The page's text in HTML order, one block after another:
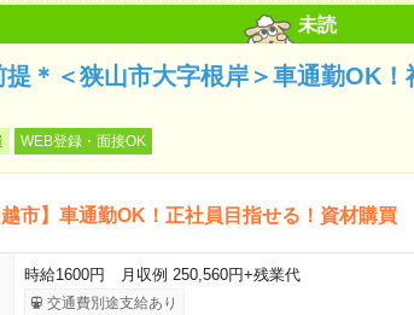
未読
提＊＜狭山市大字根岸＞車通勤OK
WEB登録・面接OK
越市】車通勤OK！正社員目指せる！資材購買
時給1600円 月収例 250,560円+残業代
交通費別途支給あり